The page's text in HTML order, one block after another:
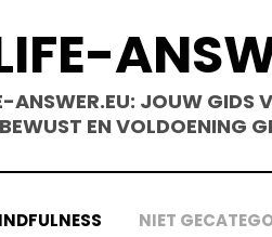
ANSWER.EU: JOUW GIDS
BEWUST EN VOLDOENING
NIET